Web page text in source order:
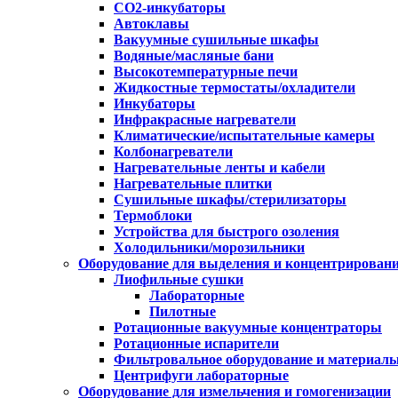
CO2-инкубаторы
Автоклавы
Вакуумные сушильные шкафы
Водяные/масляные бани
Высокотемпературные печи
Жидкостные термостаты/охладители
Инкубаторы
Инфракрасные нагреватели
Климатические/испытательные камеры
Колбонагреватели
Нагревательные ленты и кабели
Нагревательные плитки
Сушильные шкафы/стерилизаторы
Термоблоки
Устройства для быстрого озоления
Холодильники/морозильники
Оборудование для выделения и
Лиофильные сушки
Лабораторные
Пилотные
Ротационные вакуумные концентраторы
Ротационные испарители
Фильтровальное оборудование и
Центрифуги лабораторные
Оборудование для измельчения и гомогенизации